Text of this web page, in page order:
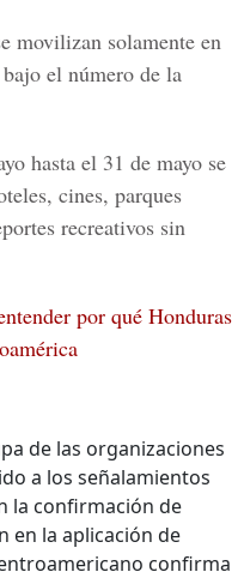
movilizan solamente en
el número de la
hasta el 31 de mayo se
cines, parques
recreativos sin
por qué Honduras
de las organizaciones
a los señalamientos
la confirmación de
en la aplicación de
confirma